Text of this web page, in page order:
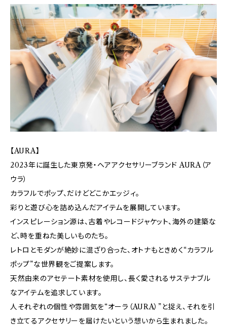
【AURA】
2023年に誕生した東京発・ヘアアクセサリーブランド AURA（ア
ウラ）
カラフルでポップ、だけどどこかエッジィ。
彩りと遊び心を詰め込んだアイテムを展開しています。
インスピレーション源は、古着やレコードジャケット、海外の建築な
ど、時を重ねた美しいものたち。
レトロとモダンが絶妙に混ざり合った、オトナもときめく“カラフル
ポップ”な世界観をご提案します。
天然由来のアセテート素材を使用し、長く愛されるサステナブル
なアイテムを追求しています。
人それぞれの個性や雰囲気を“オーラ（AURA）”と捉え、それを引
き立てるアクセサリーを届けたいという想いから生まれました。